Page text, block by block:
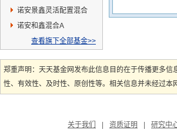
诺安景鑫灵活配置混合
诺安和鑫混合A
查看旗下全部基金>>
郑重声明：天天基金网发布此信息目的在于传播更多
性、有效性、及时性、原创性等。相关信息并未经过
关于我们
资质证明 研究中